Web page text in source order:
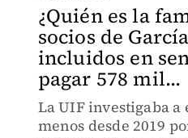
¿Quién es la
socios de
incluidos en
pagar 578 mil...
La UIF investigaba
menos desde 2019